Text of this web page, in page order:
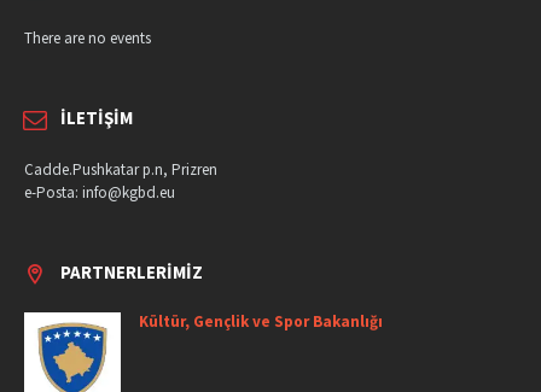
There are no events
İLETIŞIM
Cadde.Pushkatar p.n, Prizren
e-Posta: info@kgbd.eu
PARTNERLERIMIZ
Kültür, Gençlik ve Spor Bakanlığı